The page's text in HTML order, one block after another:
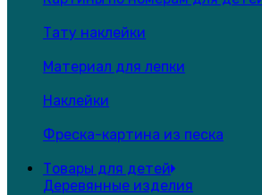
Тату наклейки
Материал для лепки
Наклейки
Фреска-картина из песка
Товары для детей
Деревянные изделия